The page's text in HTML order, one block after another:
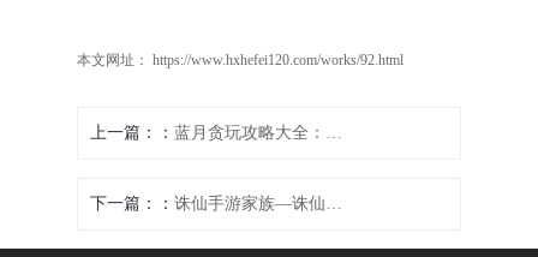
本文网址： https://www.hxhefei120.com/works/92.html
上一篇： 蓝月贪玩攻略大全：最强战力养成进阶
下一篇： 诛仙手游家族—诛仙手游家族炼药：诛仙家族风云录：情义江湖，共创传奇